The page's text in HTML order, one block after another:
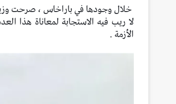
خلال وجودها في باراخاس ، صرحت وزيرة
لا ريب فيه الاستجابة لمعاناة هذا
الأزمة .